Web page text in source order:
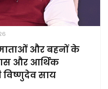
और बहनों के
और आर्थिक
विष्णुदेव साय